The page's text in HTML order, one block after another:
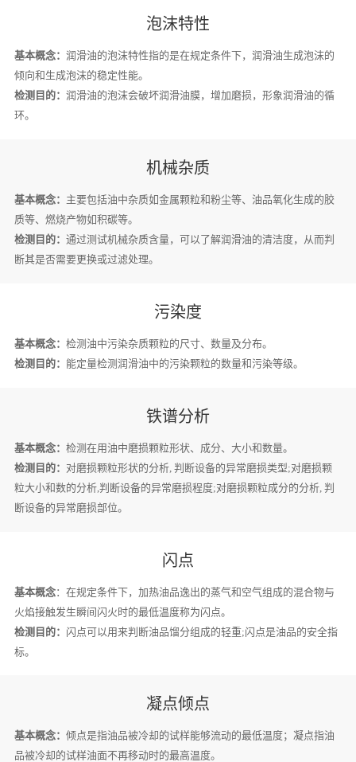
泡沫特性
基本概念： 润滑油的泡沫特性指的是在规定条件下，润滑油生成泡沫的
倾向和生成泡沫的稳定性能。
检测目的： 润滑油的泡沫会破坏润滑油膜，增加磨损，形象润滑油的循
环。
机械杂质
基本概念： 主要包括油中杂质如金属颗粒和粉尘等、油品氧化生成的胶
质等、燃烧产物如积碳等。
检测目的： 通过测试机械杂质含量，可以了解润滑油的清洁度，从而判
断其是否需要更换或过滤处理。
污染度
基本概念： 检测油中污染杂质颗粒的尺寸、数量及分布。
检测目的： 能定量检测润滑油中的污染颗粒的数量和污染等级。
铁谱分析
基本概念： 检测在用油中磨损颗粒形状、成分、大小和数量。
检测目的： 对磨损颗粒形状的分析, 判断设备的异常磨损类型;对磨损颗
粒大小和数的分析,判断设备的异常磨损程度;对磨损颗粒成分的分析, 判
断设备的异常磨损部位。
闪点
基本概念：在规定条件下，加热油品逸出的蒸气和空气组成的混合物与
火焰接触发生瞬间闪火时的最低温度称为闪点。
检测目的： 闪点可以用来判断油品馏分组成的轻重;闪点是油品的安全指
标。
凝点倾点
基本概念： 倾点是指油品被冷却的试样能够流动的最低温度；凝点指油
品被冷却的试样油面不再移动时的最高温度。